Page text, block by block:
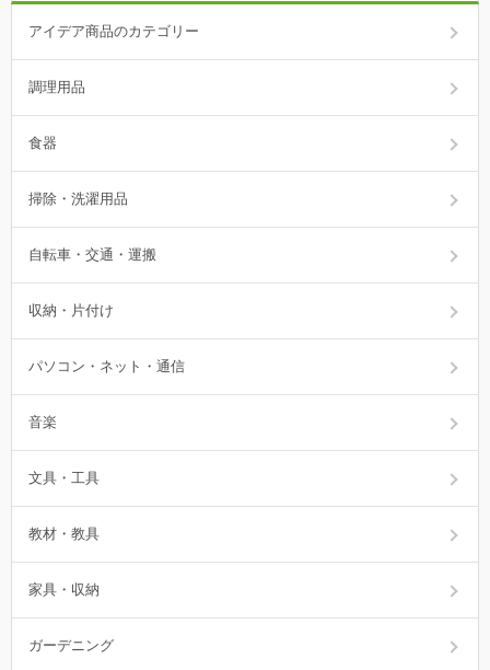
アイデア商品のカテゴリー
調理用品
食器
掃除・洗濯用品
自転車・交通・運搬
収納・片付け
パソコン・ネット・通信
音楽
文具・工具
教材・教具
家具・収納
ガーデニング